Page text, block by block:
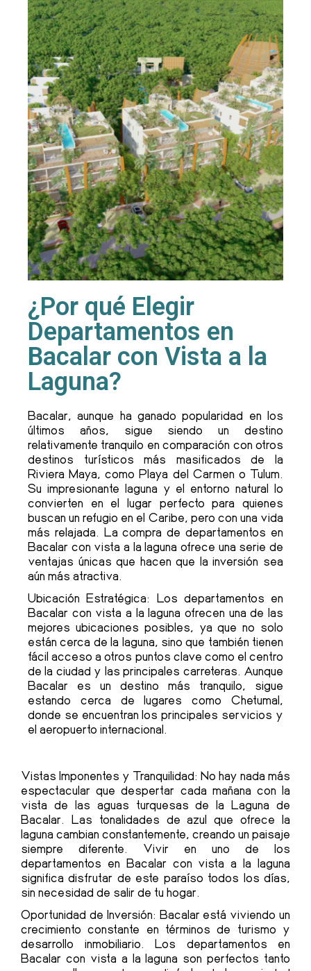
¿Por qué Elegir
Departamentos en
Bacalar con Vista a la
Laguna?
Bacalar, aunque ha ganado popularidad en los
últimos años, sigue siendo un destino
relativamente tranquilo en comparación con otros
destinos turísticos más masificados de la
Riviera Maya, como Playa del Carmen o Tulum.
Su impresionante laguna y el entorno natural lo
convierten en el lugar perfecto para quienes
buscan un refugio en el Caribe, pero con una vida
más relajada. La compra de departamentos en
Bacalar con vista a la laguna ofrece una serie de
ventajas únicas que hacen que la inversión sea
aún más atractiva.
Ubicación Estratégica: Los departamentos en
Bacalar con vista a la laguna ofrecen una de las
mejores ubicaciones posibles, ya que no solo
están cerca de la laguna, sino que también tienen
fácil acceso a otros puntos clave como el centro
de la ciudad y las principales carreteras. Aunque
Bacalar es un destino más tranquilo, sigue
estando cerca de lugares como Chetumal,
donde se encuentran los principales servicios y
el aeropuerto internacional.
Vistas Imponentes y Tranquilidad: No hay nada más
espectacular que despertar cada mañana con la
vista de las aguas turquesas de la Laguna de
Bacalar. Las tonalidades de azul que ofrece la
laguna cambian constantemente, creando un paisaje
siempre diferente. Vivir en uno de los
departamentos en Bacalar con vista a la laguna
significa disfrutar de este paraíso todos los días,
sin necesidad de salir de tu hogar.
Oportunidad de Inversión: Bacalar está viviendo un
crecimiento constante en términos de turismo y
desarrollo inmobiliario. Los departamentos en
Bacalar con vista a la laguna son perfectos tanto